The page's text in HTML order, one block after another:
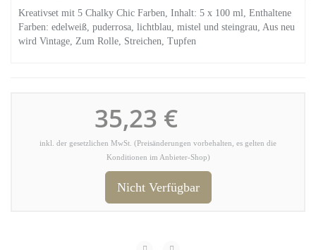
Kreativset mit 5 Chalky Chic Farben, Inhalt: 5 x 100 ml, Enthaltene
Farben: edelweiß, puderrosa, lichtblau, mistel und steingrau, Aus neu
wird Vintage, Zum Rolle, Streichen, Tupfen
35,23 €
inkl. der gesetzlichen MwSt. (Preisänderungen vorbehalten, es gelten die
Konditionen im Anbieter-Shop)
Nicht Verfügbar